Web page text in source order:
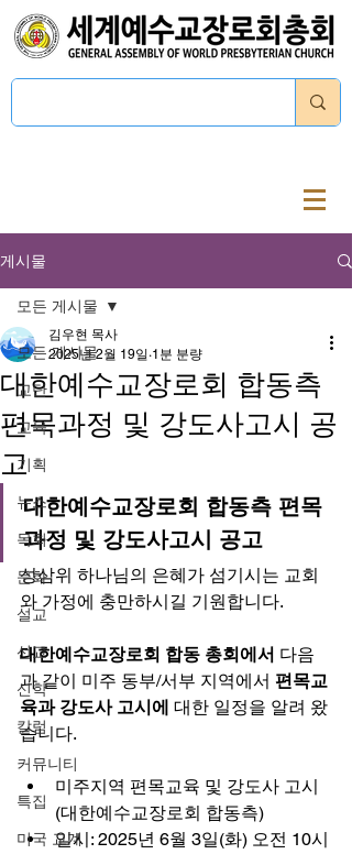
게시물
모든 게시물
교단
교육
기획
뉴스
목회
문화
설교
선교
신학
칼럼
커뮤니티
특집
미국 교계
모든 게시물
대한예수교장로회 합동측
편목과정 및 강도사고시 공
고
김우현 목사
2025년 2월 19일 1분 분량
대한예수교장로회 합동측 편목
과정 및 강도사고시 공고
성삼위 하나님의 은혜가 섬기시는 교회
와 가정에 충만하시길 기원합니다.
대한예수교장로회 합동 총회에서 다음
과 같이 미주 동부/서부 지역에서 편목교
육과 강도사 고시에 대한 일정을 알려 왔
습니다.
미주지역 편목교육 및 강도사 고시
(대한예수교장로회 합동측)
일시: 2025년 6월 3일(화) 오전 10시